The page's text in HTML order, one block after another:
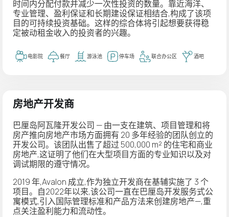
时间内分配付款并减少一次性投资的数量。靠近海洋、
专业管理、盈利保证和长期建设保证相结合,构成了该项
目的可持续投资基础。这样的综合体将引起想要获得稳
定被动租金收入的投资者的兴趣。
电影院 餐厅 游泳池 停车场 联合办公区 酒吧
房地产开发商
巴厘岛阿瓦隆开发公司 — 由一支在建筑、项目管理和将
房产推向房地产市场方面拥有 20 多年经验的团队创立的
开发公司。该团队出售了超过 500,000 m² 的住宅和商业
房地产,这证明了他们在大型项目方面的专业知识以及对
调试期限的遵守情况。
2019 年,Avalon 成立,作为独立开发商在基辅实施了 3 个
项目。自2022年以来,该公司一直在巴厘岛开发服务式公
寓模式,引入国际管理标准和产品方法来创建房地产—,重
点关注盈利能力和流动性。